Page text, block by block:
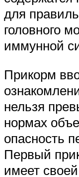
для
головного
иммунной
Прикорм
нельзя
нормах
опасность
Первый
имеет